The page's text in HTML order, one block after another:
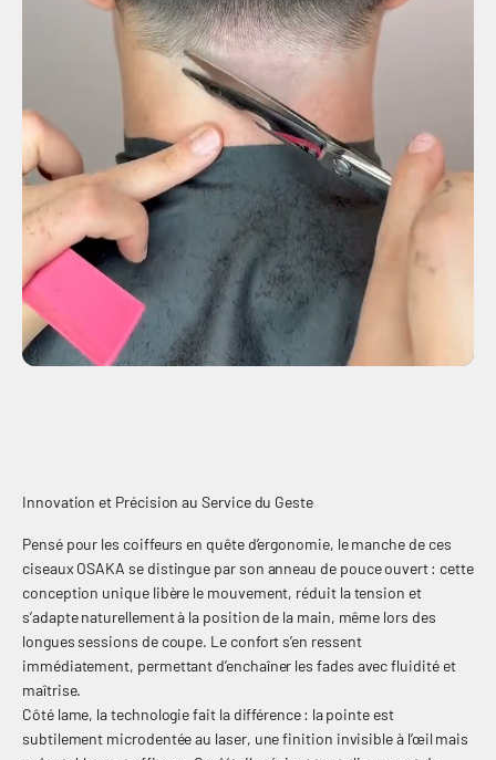
Innovation et Précision au Service du Geste
Pensé pour les coiffeurs en quête d’ergonomie, le manche de ces
ciseaux OSAKA se distingue par son anneau de pouce ouvert : cette
conception unique libère le mouvement, réduit la tension et
s’adapte naturellement à la position de la main, même lors des
longues sessions de coupe. Le confort s’en ressent
immédiatement, permettant d’enchaîner les fades avec fluidité et
maîtrise.
Côté lame, la technologie fait la différence : la pointe est
subtilement microdentée au laser, une finition invisible à l’œil mais
FADE SERIES